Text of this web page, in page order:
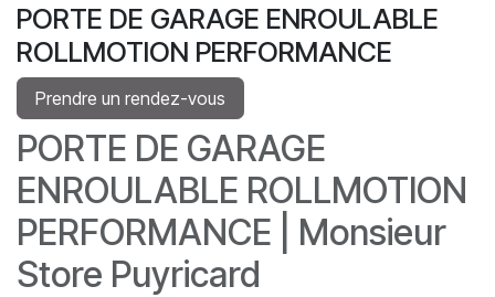
PORTE DE GARAGE ENROULABLE
ROLLMOTION PERFORMANCE
Prendre un rendez-vous
PORTE DE GARAGE
ENROULABLE ROLLMOTION
PERFORMANCE | Monsieur
Store Puyricard